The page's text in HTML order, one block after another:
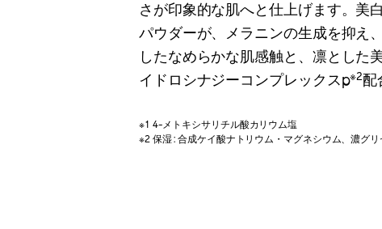
さが印象的な肌へと仕上げます。美
パウダーが、メラニンの生成を抑え
したなめらかな肌感触と、凛とした
イドロシナジーコンプレックスp※2配
※1 4-メトキシサリチル酸カリウム塩
※2 保湿 : 合成ケイ酸ナトリウム・マグネシウム、濃グ